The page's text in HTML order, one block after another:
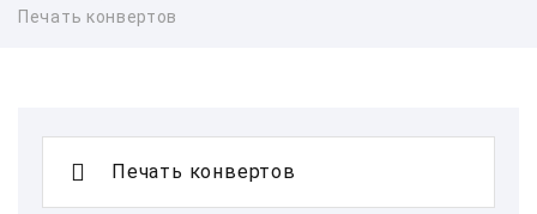
Печать конвертов